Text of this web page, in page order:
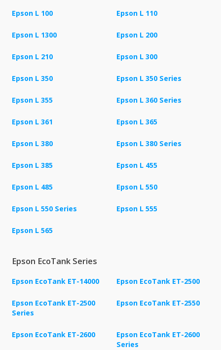
Epson L 100 Epson L 110
Epson L 1300 Epson L 200
Epson L 210 Epson L 300
Epson L 350 Epson L 350 Series
Epson L 355 Epson L 360 Series
Epson L 361 Epson L 365
Epson L 380 Epson L 380 Series
Epson L 385 Epson L 455
Epson L 485 Epson L 550
Epson L 550 Series Epson L 555
Epson L 565
Epson EcoTank Series
Epson EcoTank ET-14000 Epson EcoTank ET-2500
Epson EcoTank ET-2500
Series
Epson EcoTank ET-2550
Epson EcoTank ET-2600
Epson EcoTank ET-2600
Series